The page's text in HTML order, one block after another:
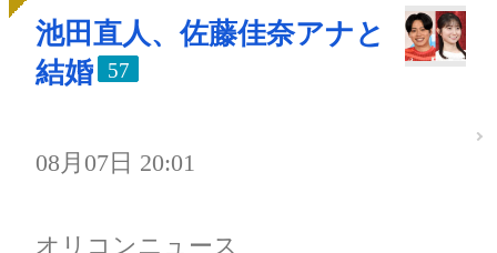
池田直人、佐藤佳奈アナと
結婚
57
08月07日 20:01
オリコンニュース